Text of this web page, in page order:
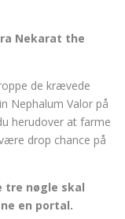
Nekarat the
de krævede
Nephalum Valor på
herudover at farme
drop chance på
tre nøgle skal
en portal.